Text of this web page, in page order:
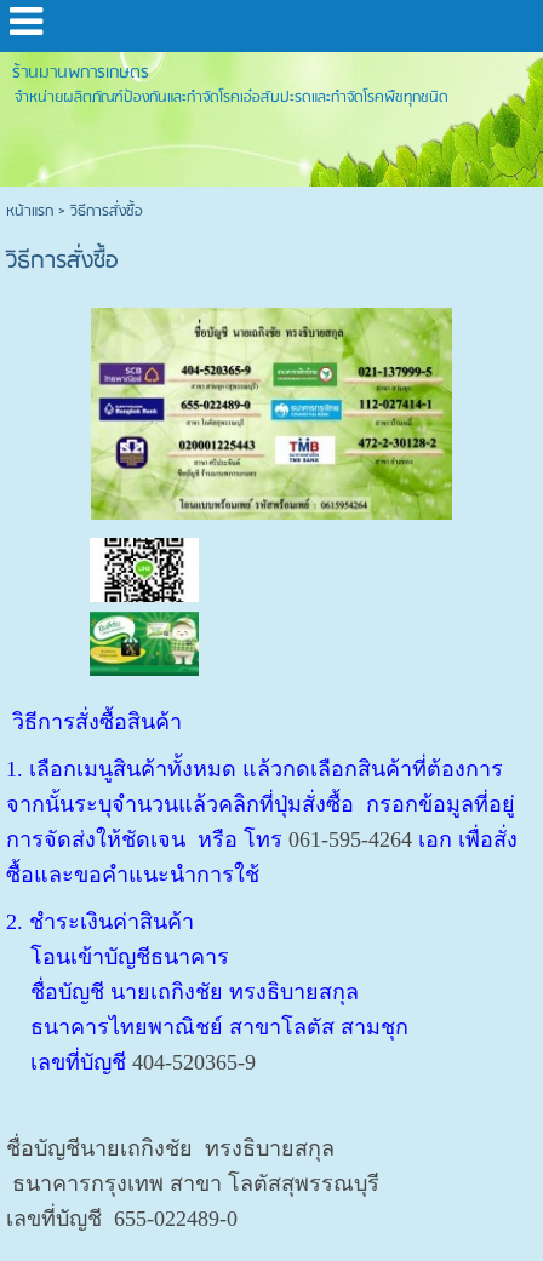
ร้านมานพการเกษตร
จำหน่ายผลิตภัณฑ์ป้องกันและกำจัดโรคเอ๋อสับปะรดและกำจัดโรคพืชทุกชนิด
หน้าแรก> วิธีการสั่งซื้อ
วิธีการสั่งซื้อ
วิธีการสั่งซื้อสินค้า
1. เลือกเมนูสินค้าทั้งหมด แล้วกดเลือกสินค้าที่ต้องการ
จากนั้นระบุจำนวนแล้วคลิกที่ปุ่มสั่งซื้อ กรอกข้อมูลที่อยู่
การจัดส่งให้ชัดเจน หรือ โทร 061-595-4264เอก เพื่อสั่ง
ซื้อและขอคำแนะนำการใช้
2. ชำระเงินค่าสินค้า
โอนเข้าบัญชีธนาคาร
ชื่อบัญชี นายเถกิงชัย ทรงธิบายสกุล
ธนาคารไทยพาณิชย์ สาขาโลตัส สามชุก
เลขที่บัญชี 404-520365-9
ชื่อบัญชีนายเถกิงชัย ทรงธิบายสกุล
ธนาคารกรุงเทพ สาขา โลตัสสุพรรณบุรี
เลขที่บัญชี 655-022489-0